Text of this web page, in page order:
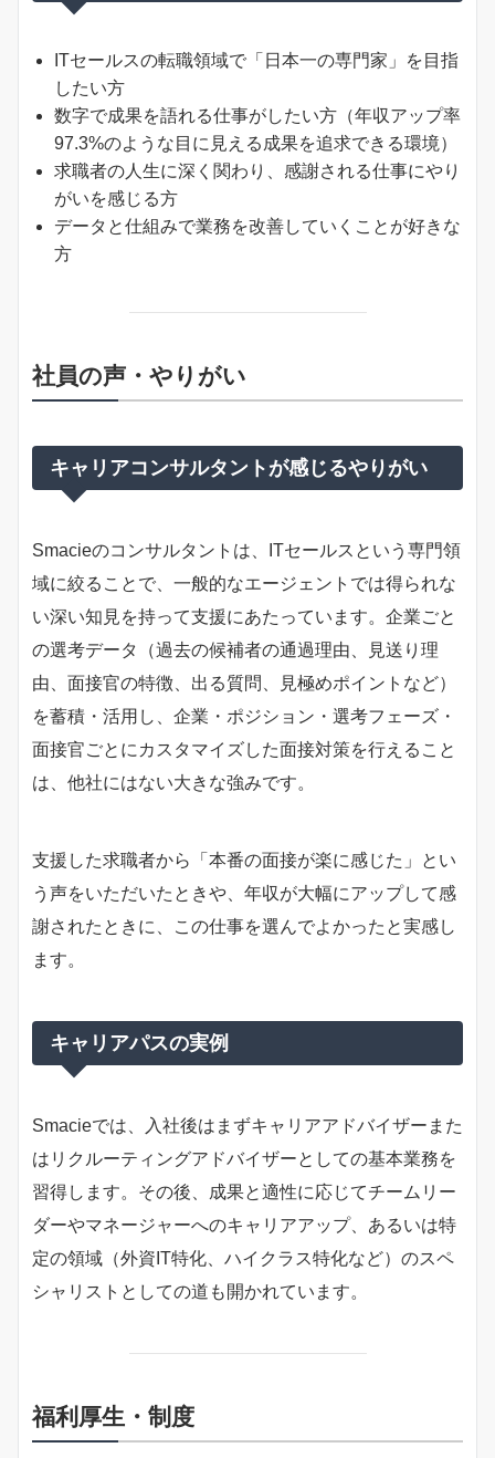
ITセールスの転職領域で「日本一の専門家」を目指
したい方
数字で成果を語れる仕事がしたい方（年収アップ率
97.3%のような目に見える成果を追求できる環境）
求職者の人生に深く関わり、感謝される仕事にやり
がいを感じる方
データと仕組みで業務を改善していくことが好きな
方
社員の声・やりがい
キャリアコンサルタントが感じるやりがい
Smacieのコンサルタントは、ITセールスという専門領
域に絞ることで、一般的なエージェントでは得られな
い深い知見を持って支援にあたっています。企業ごと
の選考データ（過去の候補者の通過理由、見送り理
由、面接官の特徴、出る質問、見極めポイントなど）
を蓄積・活用し、企業・ポジション・選考フェーズ・
面接官ごとにカスタマイズした面接対策を行えること
は、他社にはない大きな強みです。
支援した求職者から「本番の面接が楽に感じた」とい
う声をいただいたときや、年収が大幅にアップして感
謝されたときに、この仕事を選んでよかったと実感し
ます。
キャリアパスの実例
Smacieでは、入社後はまずキャリアアドバイザーまた
はリクルーティングアドバイザーとしての基本業務を
習得します。その後、成果と適性に応じてチームリー
ダーやマネージャーへのキャリアアップ、あるいは特
定の領域（外資IT特化、ハイクラス特化など）のスペ
シャリストとしての道も開かれています。
福利厚生・制度